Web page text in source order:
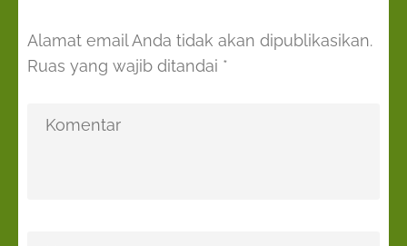
Alamat email Anda tidak akan dipublikasikan.
Ruas yang wajib ditandai *